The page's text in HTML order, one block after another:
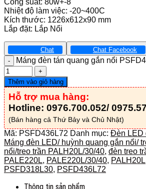
Nhiệt độ làm việc: -20~400C
Kích thước: 1226x612x90 mm
Lắp đặt: Lắp Nổi
Chat Chat Facebook
Máng đèn tán quang gắn nổi
Thêm vào giỏ hàng
Hỗ trợ mua hàng:
Hotline: 0976.700.052/
(Bán hàng cả Thứ Bảy và Chủ Nhật)
Mã: PSFD436L72 Danh mục: Đèn LED
Máng đèn LED/ huỳnh quang gắn nổi/
nổi/treo trần PALH20L/30/40, đèn treo
PALE220L, PALE220L/30/40, PALH20L
PSFD318L30, PSFD436L72
Thông tin sản phẩm